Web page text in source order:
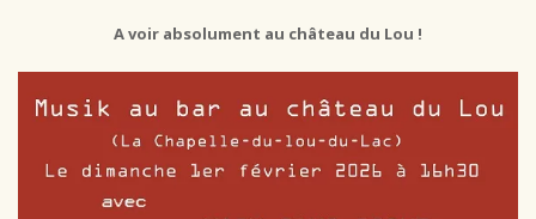
A voir absolument au château du Lou !